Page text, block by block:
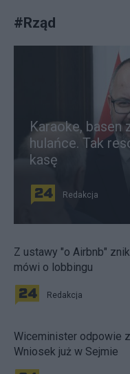
#Rząd
Karaoke, basen
hulańce. Tak
kasę
Redakcja
Z ustawy "o Airbnb"
mówi o lobbingu
Redakcja
Wiceminister odpowie
Wniosek już w Sejmie